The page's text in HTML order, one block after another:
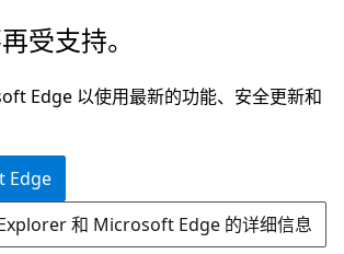
受支持。
Edge 以使用最新的功能、安全更新和
Edge
和 Microsoft Edge 的详细信息